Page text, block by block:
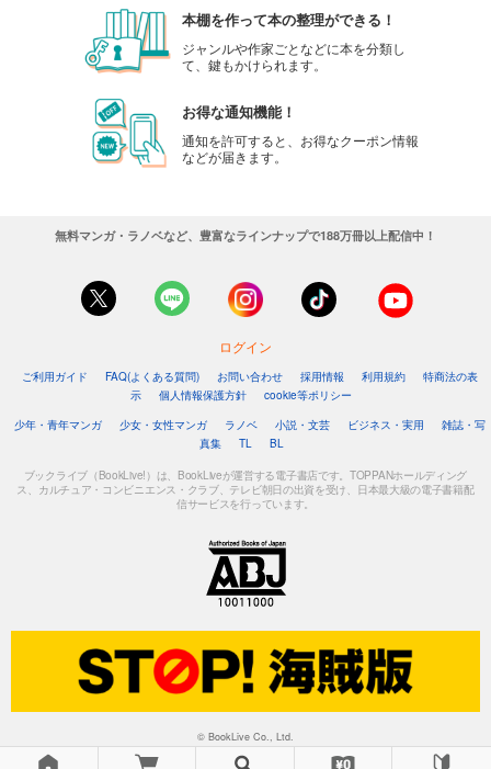
165円 (税込)
完結
あらすじを表示する
怪人開発部の黒井津さん（単話版）第56話
試し読み
怪人開発部の黒井津さん（単話版）第57話
あらすじを表示する
本棚を作って本の整理ができる！
ジャンルや作家ごとなどに本を分類し
て、鍵もかけられます。
お得な通知機能！
通知を許可すると、お得なクーポン情報
などが届きます。
無料マンガ・ラノベなど、豊富なラインナップで188万冊以上配信中！
ログイン
ご利用ガイド FAQ(よくある質問) お問い合わせ 採用情報 利用規約
特商法の表
示
個人情報保護方針
cookie等ポリシー
少年・青年マンガ
少女・女性マンガ ラノベ 小説・文芸 ビジネス・実用
雑誌・写
真集
TL BL
ブックライブ（BookLive!）は、BookLiveが運営する電子書店です。TOPPANホールディング
ス、カルチュア・コンビニエンス・クラブ、テレビ朝日の出資を受け、日本最大級の電子書籍配
信サービスを行っています。
© BookLive Co., Ltd.